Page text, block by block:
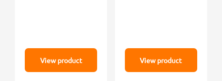
View product View product